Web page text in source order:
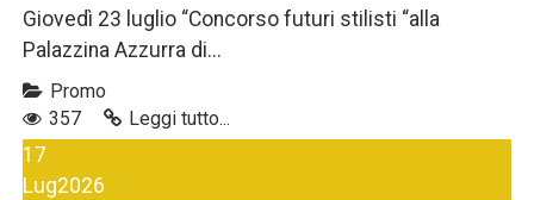
Giovedì 23 luglio “Concorso futuri stilisti “alla
Palazzina Azzurra di...
Promo
357
Leggi tutto...
17
Lug2026